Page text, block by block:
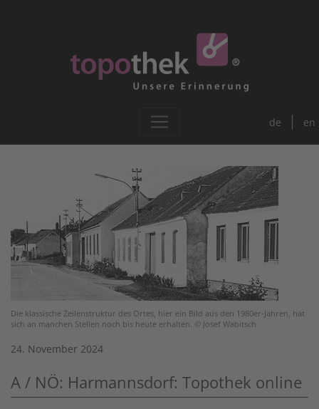
de en
Die klassische Zeilenstruktur des Ortes, hier ein Bild aus den 1980er-Jahren, hat
sich an manchen Stellen noch bis heute erhalten. © Josef Wabitsch
24. November 2024
A / NÖ: Harmannsdorf: Topothek online